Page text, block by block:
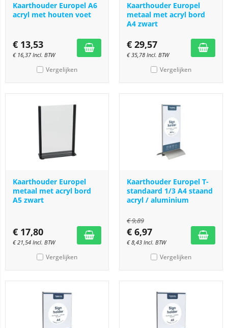
Kaarthouder Europel A6
acryl met houten voet
€ 13,53
€ 16,37 Incl. BTW
Vergelijken
Kaarthouder Europel
metaal met acryl bord
A4 zwart
€ 29,57
€35,78 Incl. BTW
Vergelijken
Kaarthouder Europel
metaal met acryl bord
A5 zwart
€ 17,80
€21,54 Incl. BTW
Vergelijken
Kaarthouder Europel T-
standaard 1/3 A4 staand
acryl / aluminium
€9,89
€ 6,97
€8,43 Incl. BTW
Vergelijken